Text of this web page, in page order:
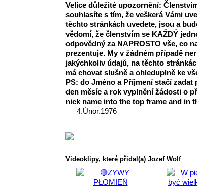
Velice důležité upozornění:
souhlasíte s tím, že veškerá Vámi
těchto stránkách uvedete, jsou a
vědomí, že členstvím se KAŽDÝ
odpovědný za NAPROSTO vše, co
prezentuje. My v žádném případě
jakýchkoliv údajů, na těchto
má chovat slušně a ohleduplně ke
PS: do Jméno a Příjmení stačí
den měsíc a rok vyplnění žádosti o
nick name into the top frame and in
4.Únor.1976
Videoklipy, které přidal(a) Jozef Wolf